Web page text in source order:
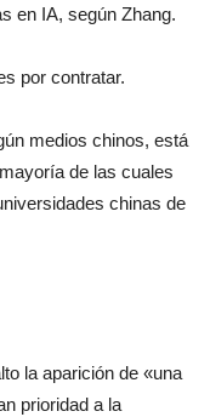
en IA, según Zhang.
por contratar.
medios chinos, está
de las cuales
chinas de
la aparición de «una
prioridad a la